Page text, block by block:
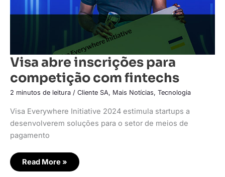
Visa abre inscrições para
competição com fintechs
2 minutos de leitura / Cliente SA, Mais Notícias, Tecnologia
Visa Everywhere Initiative 2024 estimula startups a
desenvolverem soluções para o setor de meios de
pagamento
Read More »